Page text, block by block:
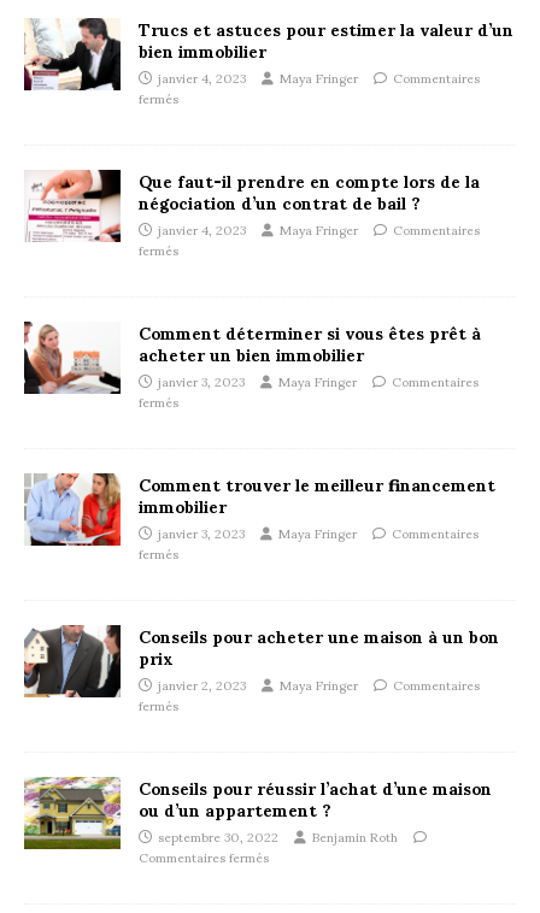
Trucs et astuces pour estimer la valeur d’un
bien immobilier
janvier 4, 2023 Maya Fringer Commentaires
fermés
Que faut-il prendre en compte lors de la
négociation d’un contrat de bail ?
janvier 4, 2023 Maya Fringer Commentaires
fermés
Comment déterminer si vous êtes prêt à
acheter un bien immobilier
janvier 3, 2023 Maya Fringer Commentaires
fermés
Comment trouver le meilleur financement
immobilier
janvier 3, 2023 Maya Fringer Commentaires
fermés
Conseils pour acheter une maison à un bon
prix
janvier 2, 2023 Maya Fringer Commentaires
fermés
Conseils pour réussir l’achat d’une maison
ou d’un appartement ?
septembre 30, 2022 Benjamin Roth
Commentaires fermés